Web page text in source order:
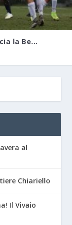
la Be...
al
Chiariello
Il Vivaio